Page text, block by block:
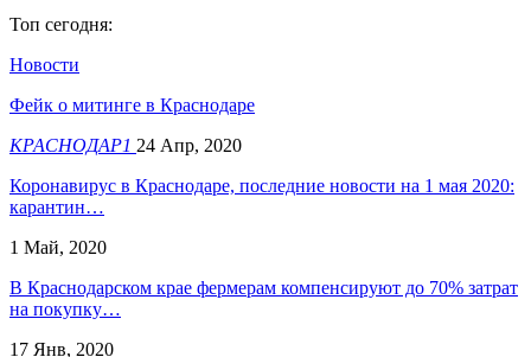
Топ сегодня:
Новости
Фейк о митинге в Краснодаре
КРАСНОДАР1 24 Апр, 2020
Коронавирус в Краснодаре, последние новости на 1 мая 2020:
карантин…
1 Май, 2020
В Краснодарском крае фермерам компенсируют до 70% затрат
на покупку…
17 Янв, 2020